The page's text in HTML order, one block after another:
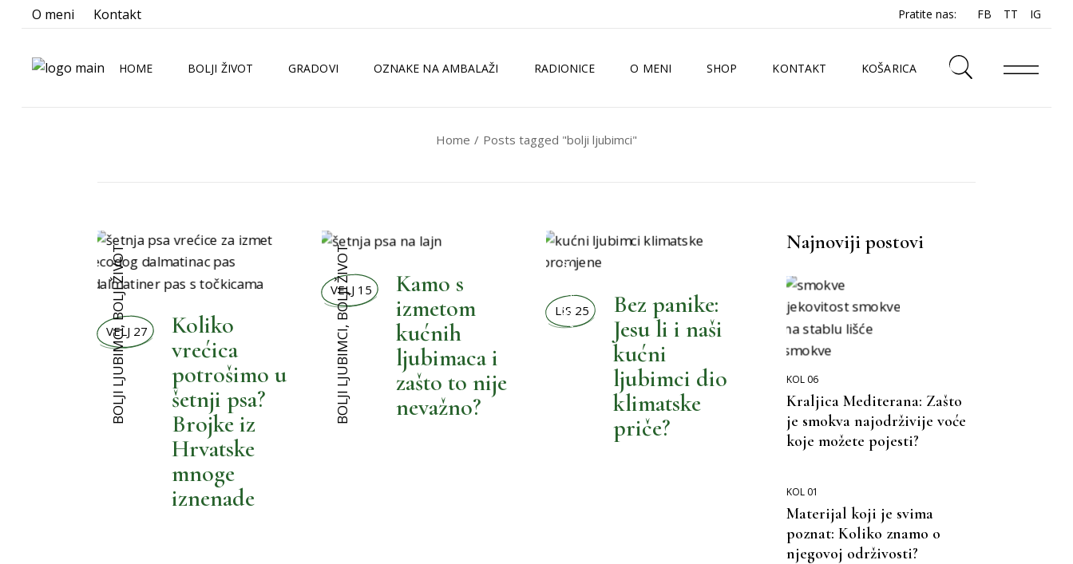
O meni Kontakt Pratite nas: FB TT IG
HOME BOLJI ŽIVOT
BOLJI MALENI
BOLJI PRAZNICI
BOLJA POTROŠNJA
MOŽEMO BOLJE
GRADOVI OZNAKE NA AMBALAŽI RADIONICE O MENI
TKO SAM JA?
SHOP KONTAKT KOŠARICA
Home Posts tagged "bolji ljubimci"
BOLJI LJUBIMCI
,
BOLJI ŽIVOT
VELJ 27
Koliko
vrećica
potrošimo u
šetnji psa?
Brojke iz
Hrvatske
mnoge
iznenade
BOLJI LJUBIMCI
,
BOLJI ŽIVOT
VELJ 15
Kamo s
izmetom
kućnih
ljubimaca i
zašto to nije
nevažno?
,
BOLJI ŽIVOT
LIS 25
Bez panike:
Jesu li i naši
kućni
ljubimci dio
klimatske
priče?
Najnoviji postovi
KOL 06
Kraljica Mediterana: Zašto
je smokva najodrživije voće
koje možete pojesti?
KOL 01
Materijal koji je svima
poznat: Koliko znamo o
njegovoj održivosti?